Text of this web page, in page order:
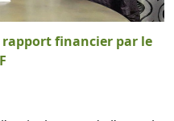
rapport financier par le